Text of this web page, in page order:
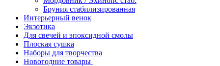
Бруния стабилизированная
Интерьерный венок
Экзотика
Для свечей и эпоксидной смолы
Плоская сушка
Наборы для творчества
Новогодние товары